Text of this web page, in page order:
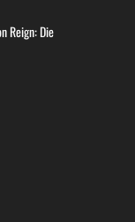
Reign: Die